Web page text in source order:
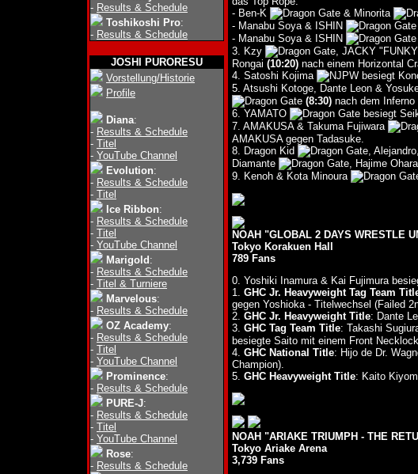
- Results & Schedule
Toshikoshi Pro:
- Results & Schedule
JOSHI PURORESU
Vorstellung/Historie
Profile
Diana:
- Results & Schedule
- Titel
- YouTube Channel
Evolution:
- Results & Schedule
- Titel
Ice Ribbon:
- Results & Schedule
- Titel
- YouTube Channel
Marigold :
- Results & Schedule
- Titel & Turniere
Marvelous:
- Results & Schedule
OZ Academy:
- Results & Schedule
- Titel
- YouTube Channel
Prominence:
- Results & Schedule
PURE-J:
- Results & Schedule
- Titel
- YouTube Channel
Rose:
- Results & Schedule
- Ben-K
& Minorita
- Manabu Soya & ISHIN
- Manabu Soya & ISHIN
3. Kzy
, JACKY
Rongai (10:20)nach einem Horizontal
4. Satoshi Kojima
besiegt
5. Atsushi Kotoge, Dante Leon &
(8:30)nach dem Inferno
6. YAMATO
besiegt
7. AMAKUSA & Takuma Fujiwara
AMAKUSA gegen Tadasuke.
8. Dragon Kid
,
Diamante
, Hajime
9. Kenoh & Kota Minoura
NOAH "GLOBAL 2 DAYS WRESTLE
Tokyo Korakuen Hall
789 Fans
0. Yoshiki Inamura & Kai Fujimura
1. GHC Jr. Heavyweight Tag Team
gegen Yoshioka - Titelwechsel (Failed
2. GHC Jr. Heavyweight Title: Dante
3. GHC Tag Team Title: Takashi
besiegte Saito mit einem Front
4. GHC National Title: Hijo de Dr.
Champion).
5. GHC Heavyweight Title: Kaito
NOAH "ARIAKE TRIUMPH - THE
Tokyo Ariake Arena
3,739 Fans